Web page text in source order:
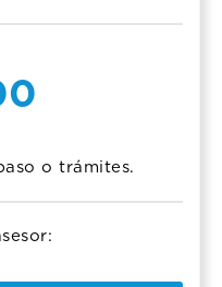
o trámites.